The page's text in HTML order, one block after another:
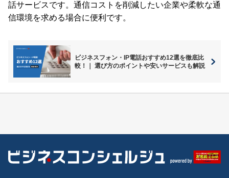
話サービスです。通信コストを削減したい企業や柔軟な通
信環境を求める場合に便利です。
ビジネスフォン・IP電話おすすめ12選を徹底比
較！｜ 選び方のポイントや安いサービスも解説